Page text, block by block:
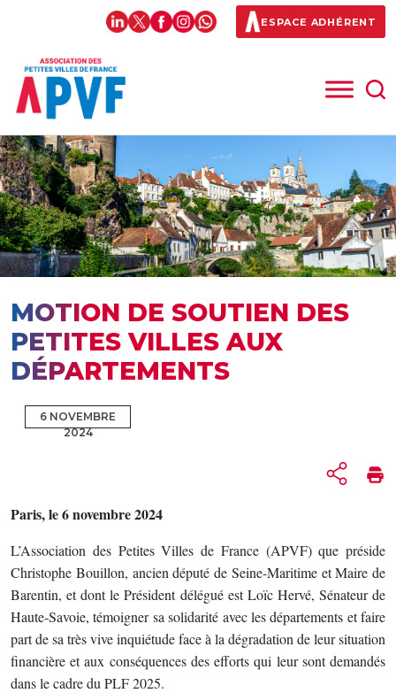
ESPACE ADHÉRENT
MOTION DE SOUTIEN DES
PETITES VILLES AUX
DÉPARTEMENTS
6 NOVEMBRE
2024
Paris, le 6 novembre 2024
L’Association des Petites Villes de France (APVF) que préside
Christophe Bouillon, ancien député de Seine-Maritime et Maire de
Barentin, et dont le Président délégué est Loïc Hervé, Sénateur de
Haute-Savoie, témoigner sa solidarité avec les départements et faire
part de sa très vive inquiétude face à la dégradation de leur situation
financière et aux conséquences des efforts qui leur sont demandés
dans le cadre du PLF 2025.